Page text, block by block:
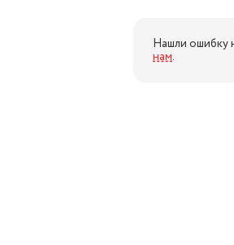
Нашли ошибку
нам.